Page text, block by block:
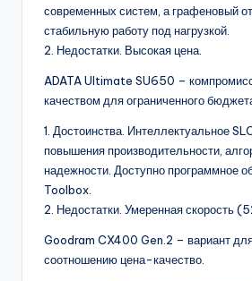
современных систем, а графеновый
стабильную работу под нагрузкой.
2. Недостатки. Высокая цена.
ADATA Ultimate SU650 –
качеством для ограниченного
1. Достоинства. Интеллектуальное
повышения производительности,
надежности. Доступно программное
Toolbox.
2. Недостатки. Умеренная
Goodram CX400 Gen.2 – вариант
соотношению цена-качество.